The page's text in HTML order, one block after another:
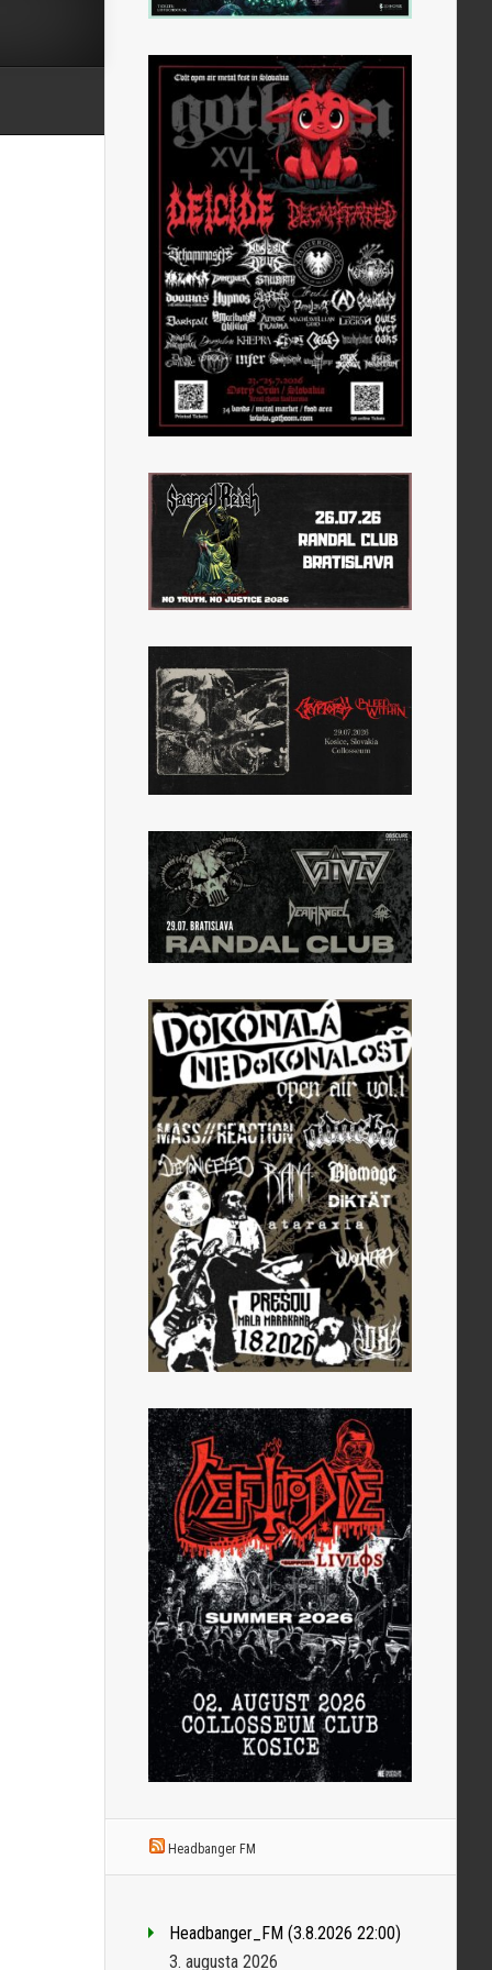
Headbanger FM
Headbanger_FM (3.8.2026 22:00)
3. augusta 2026